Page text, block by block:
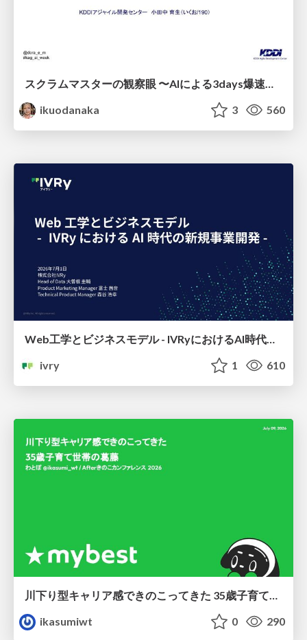
スクラムマスターの観察眼 〜AIによる3days爆速キャッチアップと次の一手〜/The Scrum Master's Insight: Lightning-Fast 3-Day Catch-Up with AI and the Next Move
ikuodanaka
3 560
Web工学とビジネスモデル - IVRyにおけるAI時代の新規事業開発 -
ivry
1 610
ikasumiwt
0 290